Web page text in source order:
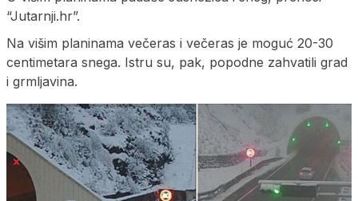
“Jutarnji.hr”.
Na višim planinama večeras i večeras je moguć 20-30
centimetara snega. Istru su, pak, popodne zahvatili grad
i grmljavina.